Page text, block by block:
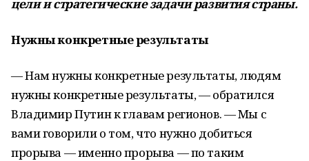
цели и стратегические задачи развития страны.
Нужны конкретные результаты
— Нам нужны конкретные результаты, людям
нужны конкретные результаты, — обратился
Владимир Путин к главам регионов. — Мы с
вами говорили о том, что нужно добиться
прорыва — именно прорыва — по таким